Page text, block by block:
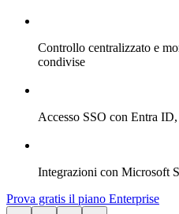
Controllo centralizzato e
condivise
Accesso SSO con Entra
Integrazioni con Microsoft
Prova gratis il piano Enterprise